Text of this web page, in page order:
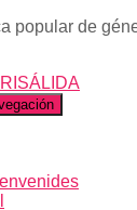
popular de